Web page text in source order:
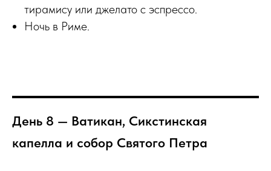
тирамису или джелато с эспрессо.
Ночь в Риме.
День 8 — Ватикан, Сикстинская
капелла и собор Святого Петра